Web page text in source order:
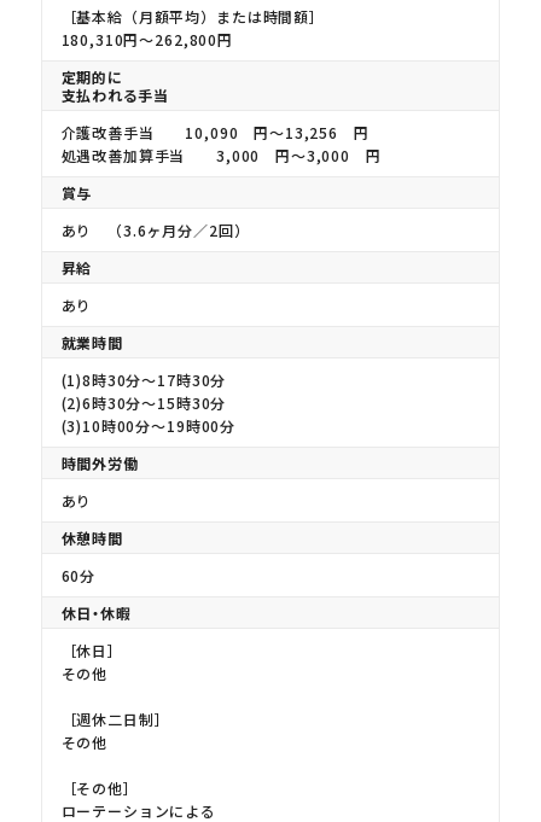
［基本給（月額平均）または時間額］
180,310円〜262,800円
定期的に
支払われる手当
介護改善手当 10,090 円〜13,256 円
処遇改善加算手当 3,000 円〜3,000 円
賞与
あり （3.6ヶ月分／2回）
昇給
あり
就業時間
(1)8時30分〜17時30分
(2)6時30分〜15時30分
(3)10時00分〜19時00分
時間外労働
あり
休憩時間
60分
休日・休暇
［休日］
その他
［週休二日制］
その他
［その他］
ローテーションによる